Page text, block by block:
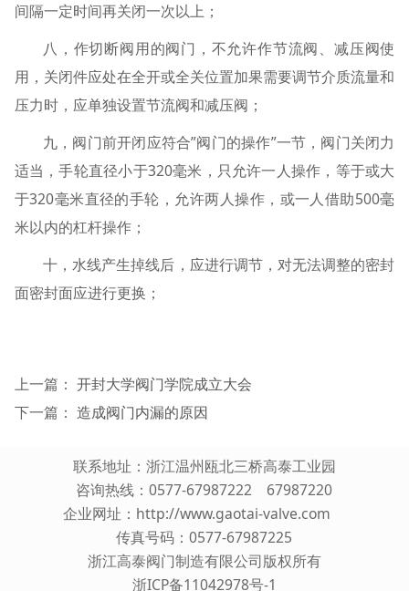
间隔一定时间再关闭一次以上；
八，作切断阀用的阀门，不允许作节流阀、减压阀使
用，关闭件应处在全开或全关位置加果需要调节介质流量和
压力时，应单独设置节流阀和减压阀；
九，阀门前开闭应符合”阀门的操作”一节，阀门关闭力
适当，手轮直径小于320毫米，只允许一人操作，等于或大
于320毫米直径的手轮，允许两人操作，或一人借助500毫
米以内的杠杆操作；
十，水线产生掉线后，应进行调节，对无法调整的密封
面密封面应进行更换；
上一篇： 开封大学阀门学院成立大会
下一篇： 造成阀门内漏的原因
联系地址：浙江温州瓯北三桥高泰工业园
咨询热线：0577-67987222 67987220
企业网址： http://www.gaotai-valve.com
传真号码：0577-67987225
浙江高泰阀门制造有限公司版权所有
浙ICP备11042978号-1